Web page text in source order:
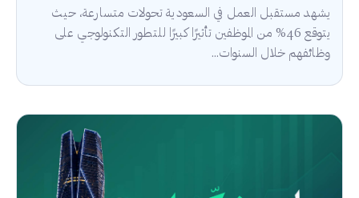
يشهد مستقبل العمل في السعودية تحولات متسارعة، حيث
يتوقع 46% من الموظفين تأثيرًا كبيرًا للتطور التكنولوجي على
وظائفهم خلال السنوات...